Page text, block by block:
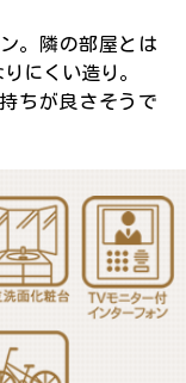
。隣の部屋とは
にくい造り。
ちが良さそうで